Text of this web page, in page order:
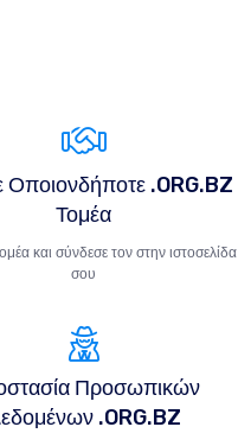
Οποιονδήποτε .ORG.BZ
Τομέα
και σύνδεσε τον στην ιστοσελίδα
σου
Προσωπικών
.ORG.BZ